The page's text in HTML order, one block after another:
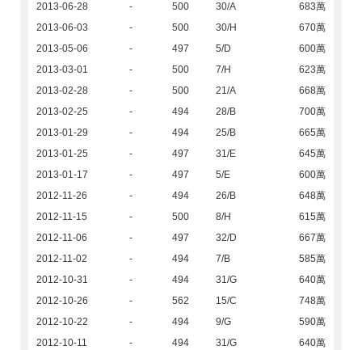
2013-06-28
- 500 30/A
683萬
2013-06-03
- 500 30/H
670萬
2013-05-06
- 497 5/D
600萬
2013-03-01
- 500 7/H
623萬
2013-02-28
- 500 21/A
668萬
2013-02-25
- 494 28/B
700萬
2013-01-29
- 494 25/B
665萬
2013-01-25
- 497 31/E
645萬
2013-01-17
- 497 5/E
600萬
2012-11-26
- 494 26/B
648萬
2012-11-15
- 500 8/H
615萬
2012-11-06
- 497 32/D
667萬
2012-11-02
- 494 7/B
585萬
2012-10-31
- 494 31/G
640萬
2012-10-26
- 562 15/C
748萬
2012-10-22
- 494 9/G
590萬
2012-10-11
- 494 31/G
640萬